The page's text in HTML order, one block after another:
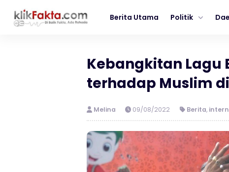
Berita Utama Politik
Kebangkitan Lagu
terhadap Muslim
Melina 09/08/2022 Berita,